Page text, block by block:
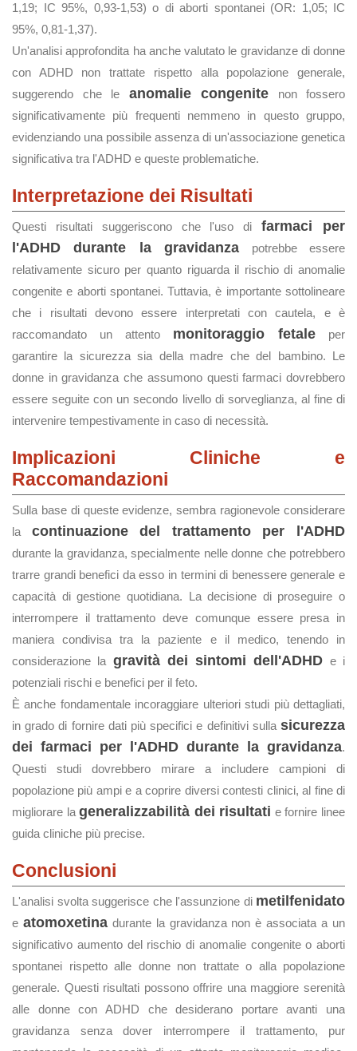
1,19; IC 95%, 0,93-1,53) o di aborti spontanei (OR: 1,05; IC
95%, 0,81-1,37).
Un'analisi approfondita ha anche valutato le gravidanze di donne
con ADHD non trattate rispetto alla popolazione generale,
suggerendo che le anomalie congenite non fossero
significativamente più frequenti nemmeno in questo gruppo,
evidenziando una possibile assenza di un'associazione genetica
significativa tra l'ADHD e queste problematiche.
Interpretazione dei Risultati
Questi risultati suggeriscono che l'uso difarmaci per
l'ADHD durante la gravidanza potrebbe essere
relativamente sicuro per quanto riguarda il rischio di anomalie
congenite e aborti spontanei. Tuttavia, è importante sottolineare
che i risultati devono essere interpretati con cautela, e è
raccomandato un attento monitoraggio fetale per
garantire la sicurezza sia della madre che del bambino. Le
donne in gravidanza che assumono questi farmaci dovrebbero
essere seguite con un secondo livello di sorveglianza, al fine di
intervenire tempestivamente in caso di necessità.
Implicazioni Cliniche e
Raccomandazioni
Sulla base di queste evidenze, sembra ragionevole considerare
la continuazione del trattamento per l'ADHD
durante la gravidanza, specialmente nelle donne che potrebbero
trarre grandi benefici da esso in termini di benessere generale e
capacità di gestione quotidiana. La decisione di proseguire o
interrompere il trattamento deve comunque essere presa in
maniera condivisa tra la paziente e il medico, tenendo in
considerazione la gravità dei sintomi dell'ADHD e i
potenziali rischi e benefici per il feto.
È anche fondamentale incoraggiare ulteriori studi più dettagliati,
in grado di fornire dati più specifici e definitivi sulla sicurezza
dei farmaci per l'ADHD durante la gravidanza.
Questi studi dovrebbero mirare a includere campioni di
popolazione più ampi e a coprire diversi contesti clinici, al fine di
migliorare lageneralizzabilità dei risultati e fornire linee
guida cliniche più precise.
Conclusioni
L'analisi svolta suggerisce che l'assunzione di metilfenidato
e atomoxetinadurante la gravidanza non è associata a un
significativo aumento del rischio di anomalie congenite o aborti
spontanei rispetto alle donne non trattate o alla popolazione
generale. Questi risultati possono offrire una maggiore serenità
alle donne con ADHD che desiderano portare avanti una
gravidanza senza dover interrompere il trattamento, pur